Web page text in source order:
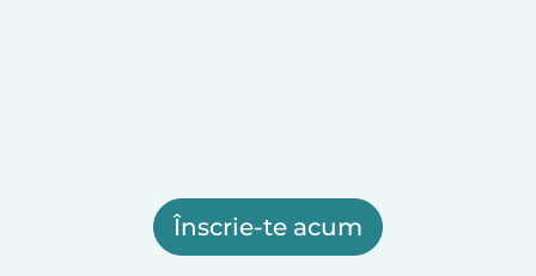
Înscrie-te acum